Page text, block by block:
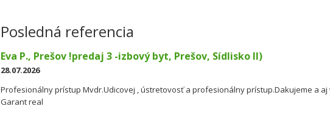
Posledná referencia
Eva P., Prešov !predaj 3 -izbový byt, Prešov, Sídlisko II)
28.07.2026
Profesionálny prístup Mvdr.Udicovej , ústretovosť a profesionálny prístup.Dakujeme a
Garant real